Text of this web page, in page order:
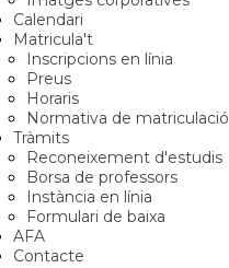
Calendari
Matricula't
Inscripcions en línia
Preus
Horaris
Normativa de matriculació
Tràmits
Reconeixement d'estudis
Borsa de professors
Instància en línia
Formulari de baixa
AFA
Contacte